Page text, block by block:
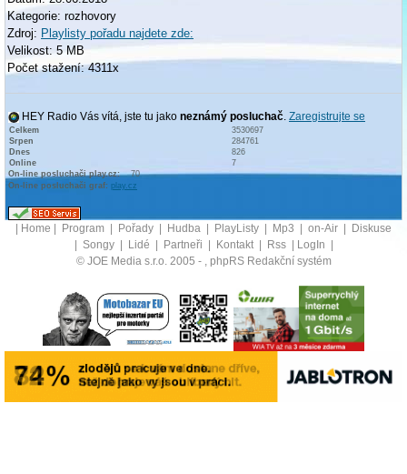
Kategorie: rozhovory
Zdroj: Playlisty pořadu najdete zde:
Velikost: 5 MB
Počet stažení: 4311x
HEY Radio Vás vítá, jste tu jako neznámý posluchač. Zaregistrujte se
Celkem
3530697
Srpen
284761
Dnes
826
Online
7
On-line posluchači play.cz:
70
On-line posluchači graf: play.cz
Home Program Pořady Hudba PlayListy Mp3 on-Air
Diskuse
Songy Lidé Partneři Kontakt Rss LogIn
© JOE Media s.r.o. 2005 - , phpRS Redakční systém